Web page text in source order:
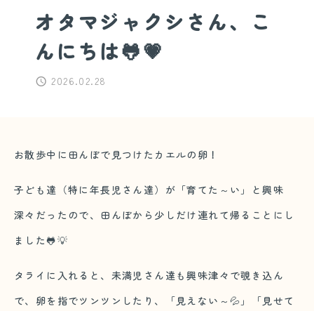
オタマジャクシさん、こ
んにちは🐸💗
2026.02.28
お散歩中に田んぼで見つけたカエルの卵！
子ども達（特に年長児さん達）が「育てた～い」と興味
深々だったので、田んぼから少しだけ連れて帰ることにし
ました🐸💡
タライに入れると、未満児さん達も興味津々で覗き込ん
で、卵を指でツンツンしたり、「見えない～💦」「見せて